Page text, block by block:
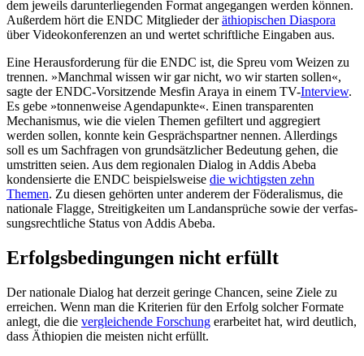
dem jeweils darunter­liegenden Format angegangen werden kön­nen.
Außerdem hört die ENDC Mitglieder deräthiopischen Diaspora
über Video­konferenzen an und wertet schriftliche Ein­gaben aus.
Eine Herausforderung für die ENDC ist, die Spreu vom Weizen zu
trennen. »Manch­mal wissen wir gar nicht, wo wir starten sollen«,
sagte der ENDC-Vorsitzende Mesfin Araya in einem TV-Interview.
Es gebe »tonnenweise Agendapunkte«. Einen trans­parenten
Mechanismus, wie die vielen Themen gefiltert und aggregiert
werden sollen, konnte kein Gesprächspartner nen­nen. Allerdings
soll es um Sachfragen von grundsätzlicher Bedeutung gehen, die
um­stritten seien. Aus dem regionalen Dialog in Addis Abeba
kondensierte die ENDC bei­spielsweise die wichtigsten zehn
Themen. Zu diesen gehörten unter anderem der Föderalismus, die
nationale Flagge, Streitig­keiten um Land­ansprüche sowie der verfas­
sungsrechtliche Status von Addis Abeba.
Erfolgsbedingungen nicht erfüllt
Der nationale Dialog hat derzeit geringe Chancen, seine Ziele zu
erreichen. Wenn man die Kriterien für den Erfolg solcher Formate
anlegt, die die vergleichende Forschung erarbeitet hat, wird deutlich,
dass Äthiopien die meisten nicht erfüllt.